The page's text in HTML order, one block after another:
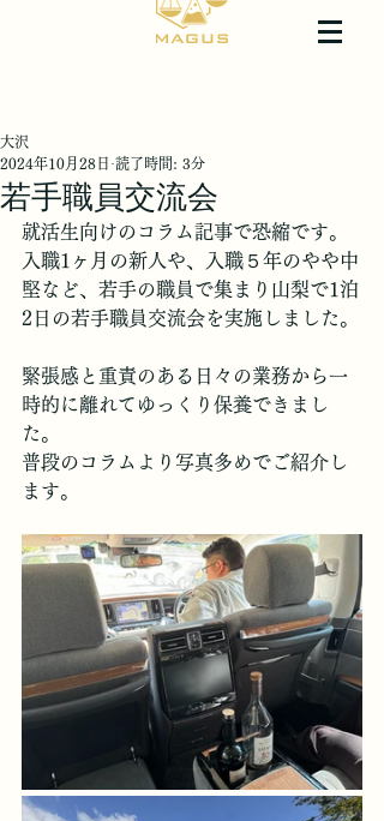
若手職員交流会
大沢
2024年10月28日 読了時間: 3分
就活生向けのコラム記事で恐縮です。
入職1ヶ月の新人や、入職５年のやや中
堅など、若手の職員で集まり山梨で1泊
2日の若手職員交流会を実施しました。
緊張感と重責のある日々の業務から一
時的に離れてゆっくり保養できまし
た。
普段のコラムより写真多めでご紹介し
ます。